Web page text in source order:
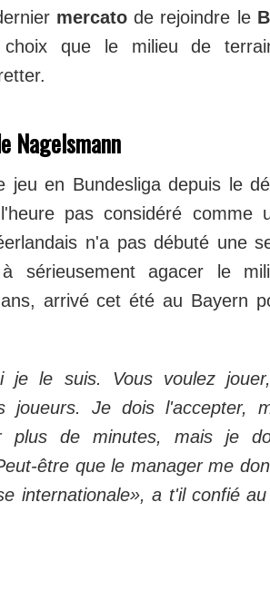
mercato de rejoindre le
que le milieu de terrain
Nagelsmann
jeu en Bundesliga depuis le
pas considéré comme
n'a pas débuté une
sérieusement agacer le
arrivé cet été au Bayern
je le suis. Vous voulez
joueurs. Je dois l'accepter,
plus de minutes, mais je
être que le manager me
internationale», a t'il confié